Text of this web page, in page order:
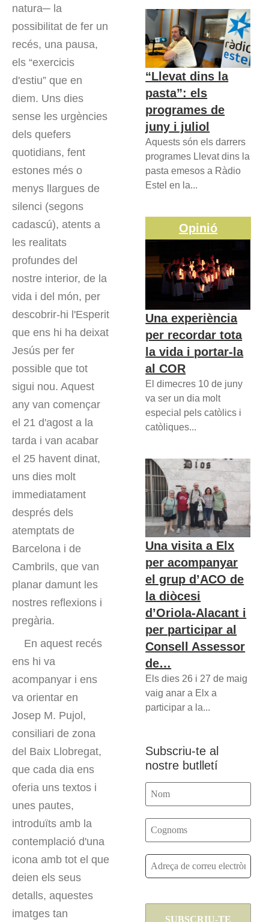
natura─ la
possibilitat de fer un
recés, una pausa,
els “exercicis
d'estiu” que en
diem. Uns dies
sense les urgències
dels quefers
quotidians, fent
estones més o
menys llargues de
silenci (segons
cadascú), atents a
les realitats
profundes del
nostre interior, de la
vida i del món, per
descobrir-hi l'Esperit
que ens hi ha deixat
Jesús per fer
possible que tot
sigui nou. Aquest
any van començar
el 21 d'agost a la
tarda i van acabar
el 25 havent dinat,
uns dies molt
immediatament
després dels
atemptats de
Barcelona i de
Cambrils, que van
planar damunt les
nostres reflexions i
pregària.
En aquest recés
ens hi va
acompanyar i ens
va orientar en
Josep M. Pujol,
consiliari de zona
del Baix Llobregat,
que cada dia ens
oferia uns textos i
unes pautes,
introduïts amb la
contemplació d'una
icona amb tot el que
deien els seus
detalls, aquestes
imatges tan
“Llevat dins la
pasta”: els
programes de
juny i juliol
Aquests són els darrers
programes Llevat dins la
pasta emesos a Ràdio
Estel en la...
Opinió
Una experiència
per recordar tota
la vida i portar-la
al COR
El dimecres 10 de juny
va ser un dia molt
especial pels catòlics i
catòliques...
Una visita a Elx
per acompanyar
el grup d’ACO de
la diòcesi
d’Oriola-Alacant i
per participar al
Consell Assessor
de…
Els dies 26 i 27 de maig
vaig anar a Elx a
participar a la...
Subscriu-te al
nostre butlletí